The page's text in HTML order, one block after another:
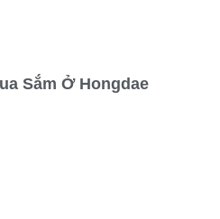
Sắm Ở Hongdae